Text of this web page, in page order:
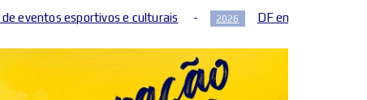
2026 DF entra em nível de perigo por baixa